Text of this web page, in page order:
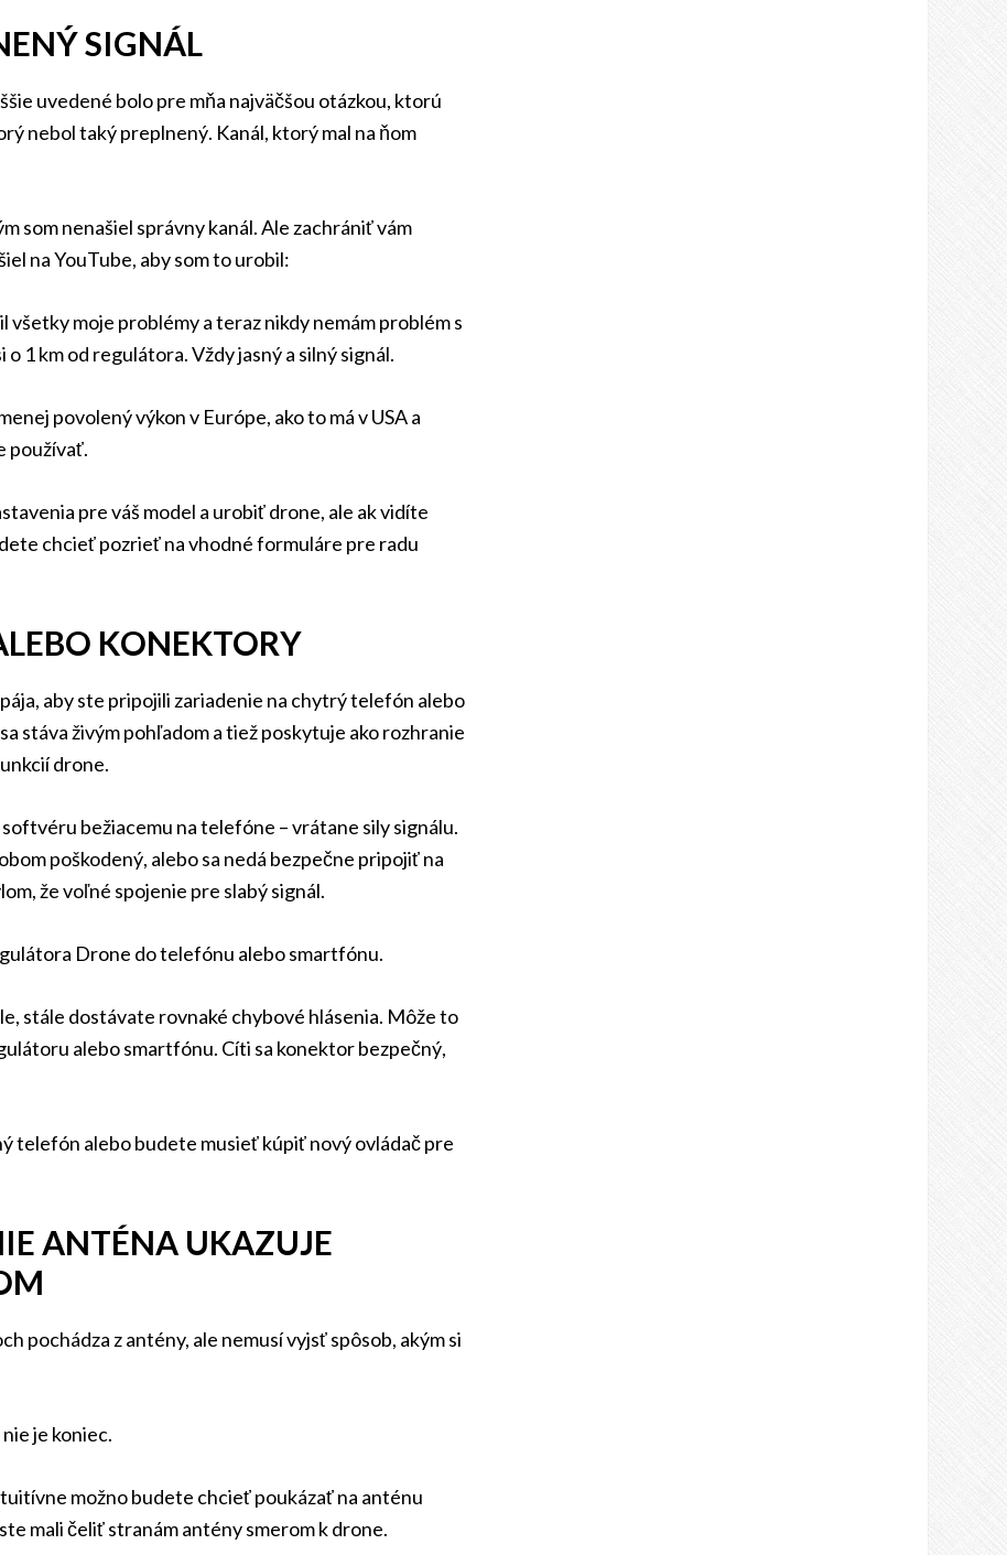
SIGNÁL
uvedené bolo pre mňa najväčšou otázkou, ktorú
nebol taký preplnený. Kanál, ktorý mal na ňom
som nenašiel správny kanál. Ale zachrániť vám
na YouTube, aby som to urobil:
všetky moje problémy a teraz nikdy nemám problém s
1 km od regulátora. Vždy jasný a silný signál.
povolený výkon v Európe, ako to má v USA a
používať.
pre váš model a urobiť drone, ale ak vidíte
chcieť pozrieť na vhodné formuláre pre radu
KONEKTORY
aby ste pripojili zariadenie na chytrý telefón alebo
stáva živým pohľadom a tiež poskytuje ako rozhranie
drone.
bežiacemu na telefóne – vrátane sily signálu.
poškodený, alebo sa nedá bezpečne pripojiť na
že voľné spojenie pre slabý signál.
Drone do telefónu alebo smartfónu.
stále dostávate rovnaké chybové hlásenia. Môže to
alebo smartfónu. Cíti sa konektor bezpečný,
telefón alebo budete musieť kúpiť nový ovládač pre
ANTÉNA UKAZUJE
pochádza z antény, ale nemusí vyjsť spôsob, akým si
je koniec.
možno budete chcieť poukázať na anténu
mali čeliť stranám antény smerom k drone.